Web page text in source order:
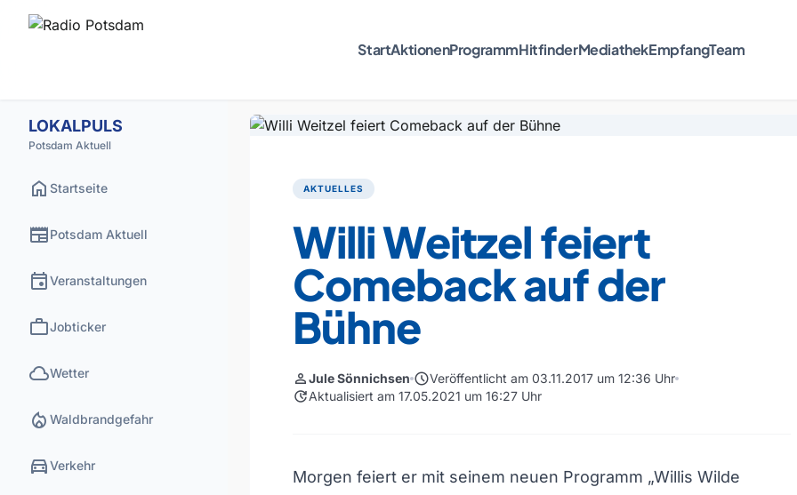
StartAktionenProgrammHitfinderMediathekEmpfangTeam
LOKALPULS
Potsdam Aktuell
home Startseite
newspaperPotsdam Aktuell
eventVeranstaltungen
workJobticker
cloudWetter
local_fire_department Waldbrandgefahr
directions_carVerkehr
AKTUELLES
Willi Weitzel feiert
Comeback auf der
Bühne
personJule Sönnichsen scheduleVeröffentlicht am 03.11.2017 um 12:36 Uhr
updateAktualisiert am 17.05.2021 um 16:27 Uhr
Morgen feiert er mit seinem neuen Programm „Willis Wilde